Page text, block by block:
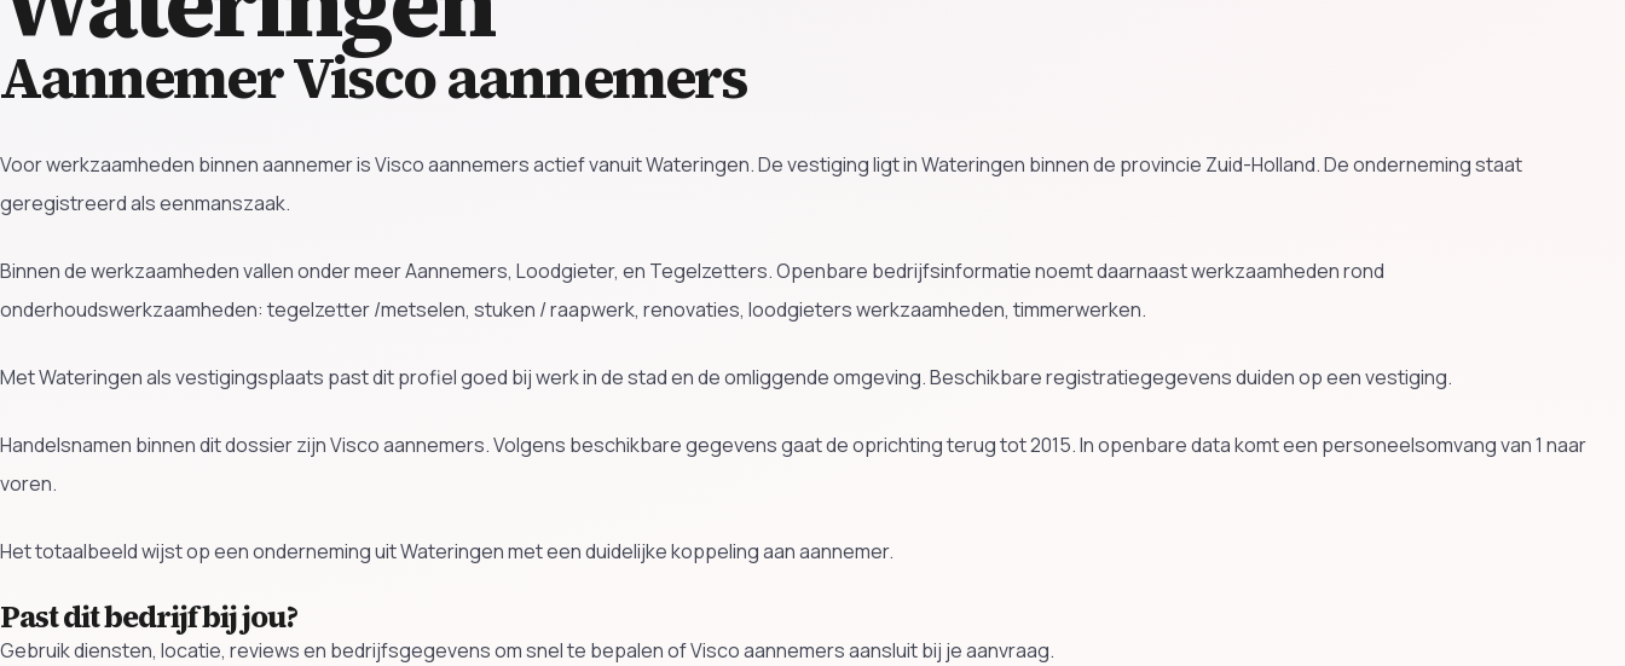
Aannemer Visco aannemers
Voor werkzaamheden binnen aannemer is Visco aannemers actief vanuit Wateringen. De vestiging ligt in Wateringen binnen de provincie Zuid-Holland. De onderneming staat
geregistreerd als eenmanszaak.
Binnen de werkzaamheden vallen onder meer Aannemers, Loodgieter, en Tegelzetters. Openbare bedrijfsinformatie noemt daarnaast werkzaamheden rond
onderhoudswerkzaamheden: tegelzetter /metselen, stuken / raapwerk, renovaties, loodgieters werkzaamheden, timmerwerken.
Met Wateringen als vestigingsplaats past dit profiel goed bij werk in de stad en de omliggende omgeving. Beschikbare registratiegegevens duiden op een vestiging.
Handelsnamen binnen dit dossier zijn Visco aannemers. Volgens beschikbare gegevens gaat de oprichting terug tot 2015. In openbare data komt een personeelsomvang van 1 naar
voren.
Het totaalbeeld wijst op een onderneming uit Wateringen met een duidelijke koppeling aan aannemer.
Past dit bedrijf bij jou?
Gebruik diensten, locatie, reviews en bedrijfsgegevens om snel te bepalen of Visco aannemers aansluit bij je aanvraag.